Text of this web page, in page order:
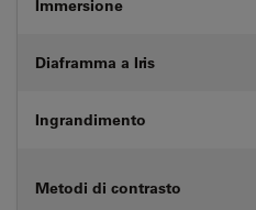
Immersione
Diaframma a Iris
Ingrandimento
Metodi di contrasto